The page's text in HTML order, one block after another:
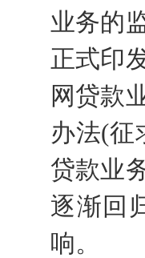
业务的
正式印
网贷款
办法(征
贷款业
逐渐回
响。